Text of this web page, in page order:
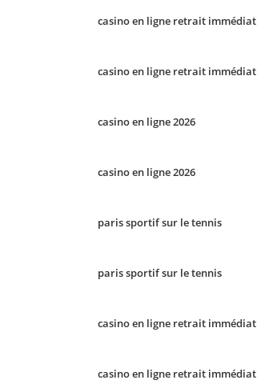
casino en ligne retrait immédiat
casino en ligne retrait immédiat
casino en ligne 2026
casino en ligne 2026
paris sportif sur le tennis
paris sportif sur le tennis
casino en ligne retrait immédiat
casino en ligne retrait immédiat